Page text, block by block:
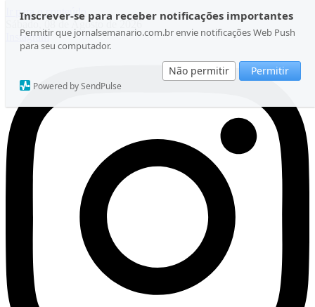
Inscrever-se para receber notificações importantes
Permitir que jornalsemanario.com.br envie notificações Web Push
para seu computador.
Não permitir Permitir
Powered by SendPulse
Ir para o conteúdo
Sábado, 08 de Agosto de 2026
Instagram